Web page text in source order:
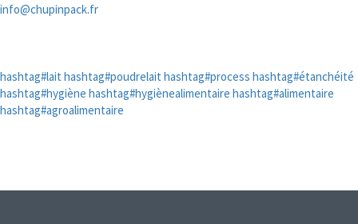
info@chupinpack.fr
hashtag#lait hashtag#poudrelait hashtag#process hashtag#étanchéité
hashtag#hygiène hashtag#hygiènealimentaire hashtag#alimentaire
hashtag#agroalimentaire